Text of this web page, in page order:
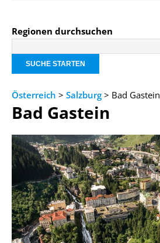
Regionen durchsuchen
Österreich > Salzburg > Bad Gastein
Bad Gastein